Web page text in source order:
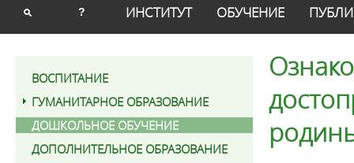
? ИНСТИТУТ ОБУЧЕНИЕ
ВОСПИТАНИЕ
ГУМАНИТАРНОЕ ОБРАЗОВАНИЕ
ДОШКОЛЬНОЕ ОБУЧЕНИЕ
ДОПОЛНИТЕЛЬНОЕ ОБРАЗОВАНИЕ